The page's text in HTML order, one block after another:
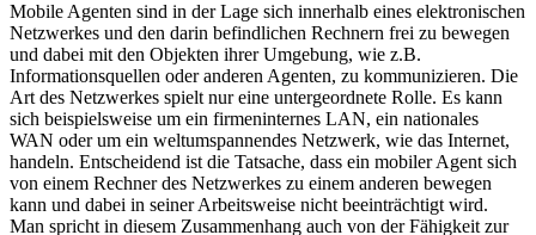
Mobile Agenten sind in der Lage sich innerhalb eines elektronischen
Netzwerkes und den darin befindlichen Rechnern frei zu bewegen
und dabei mit den Objekten ihrer Umgebung, wie z.B.
Informationsquellen oder anderen Agenten, zu kommunizieren. Die
Art des Netzwerkes spielt nur eine untergeordnete Rolle. Es kann
sich beispielsweise um ein firmeninternes LAN, ein nationales
WAN oder um ein weltumspannendes Netzwerk, wie das Internet,
handeln. Entscheidend ist die Tatsache, dass ein mobiler Agent sich
von einem Rechner des Netzwerkes zu einem anderen bewegen
kann und dabei in seiner Arbeitsweise nicht beeinträchtigt wird.
Man spricht in diesem Zusammenhang auch von der Fähigkeit zur